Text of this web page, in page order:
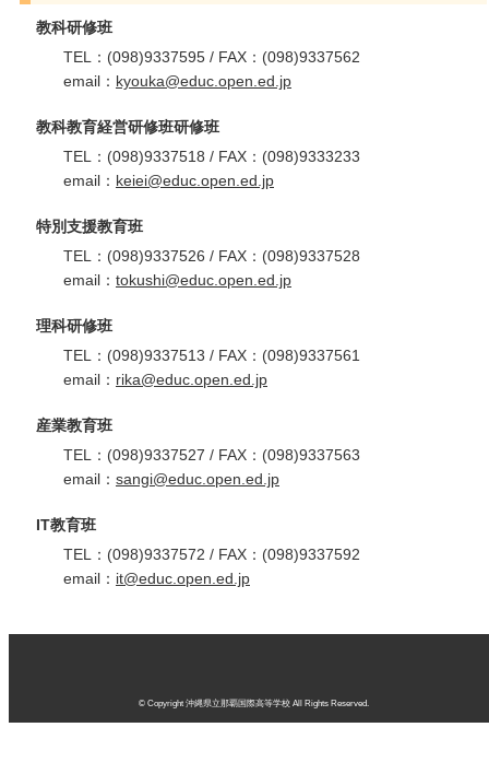
教科研修班
TEL：(098)9337595 / FAX：(098)9337562
email： kyouka@educ.open.ed.jp
教科教育経営研修班研修班
TEL：(098)9337518 / FAX：(098)9333233
email： keiei@educ.open.ed.jp
特別支援教育班
TEL：(098)9337526 / FAX：(098)9337528
email： tokushi@educ.open.ed.jp
理科研修班
TEL：(098)9337513 / FAX：(098)9337561
email： rika@educ.open.ed.jp
産業教育班
TEL：(098)9337527 / FAX：(098)9337563
email： sangi@educ.open.ed.jp
IT教育班
TEL：(098)9337572 / FAX：(098)9337592
email： it@educ.open.ed.jp
© Copyright 沖縄県立那覇国際高等学校 All Rights Reserved.